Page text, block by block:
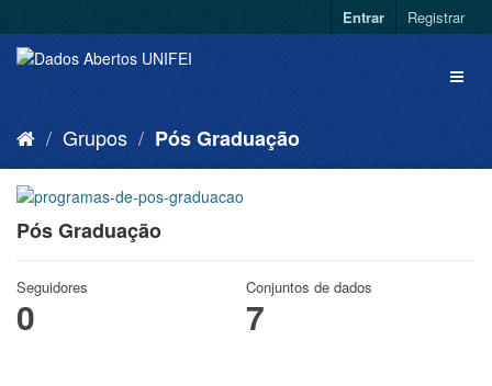
Entrar Registrar
Grupos Pós Graduação
Pós Graduação
Seguidores
0
Conjuntos de dados
7